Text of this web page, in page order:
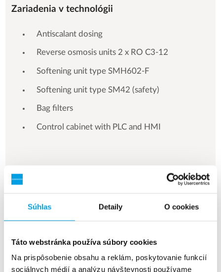
Súhlas Detaily O cookies
Táto webstránka používa súbory cookies
Na prispôsobenie obsahu a reklám, poskytovanie funkcií
sociálnych médií a analýzu návštevnosti používame
Zariadenia v technológii
Antiscalant dosing
Reverse osmosis units 2 x RO C3-12
Softening unit type SMH602-F
Softening unit type SM42 (safety)
Bag filters
Control cabinet with PLC and HMI
Zobrazuje 3 z 154 Referencie